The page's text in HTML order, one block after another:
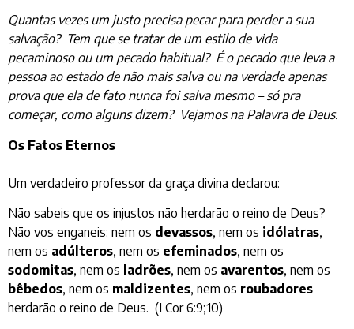
Quantas vezes um justo precisa pecar para perder a sua
salvação? Tem que se tratar de um estilo de vida
pecaminoso ou um pecado habitual? É o pecado que leva a
pessoa ao estado de não mais salva ou na verdade apenas
prova que ela de fato nunca foi salva mesmo – só pra
começar, como alguns dizem? Vejamos na Palavra de Deus.
Os Fatos Eternos
Um verdadeiro professor da graça divina declarou:
Não sabeis que os injustos não herdarão o reino de Deus?
Não vos enganeis: nem os devassos, nem os idólatras,
nem os adúlteros, nem os efeminados, nem os
sodomitas, nem os ladrões, nem os avarentos, nem os
bêbedos, nem os maldizentes, nem os roubadores
herdarão o reino de Deus. (I Cor 6:9;10)